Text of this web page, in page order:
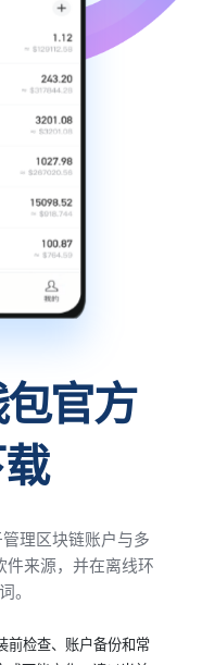
官方
理区块链账户与多
件来源，并在离线环
。
检查、账户备份和常